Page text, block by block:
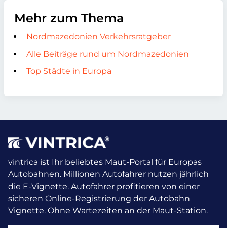
Mehr zum Thema
Nordmazedonien Verkehrsratgeber
Alle Beiträge rund um Nordmazedonien
Top Städte in Europa
vintrica ist Ihr beliebtes Maut-Portal für Europas
Autobahnen. Millionen Autofahrer nutzen jährlich
die E-Vignette. Autofahrer profitieren von einer
sicheren Online-Registrierung der Autobahn
Vignette. Ohne Wartezeiten an der Maut-Station.